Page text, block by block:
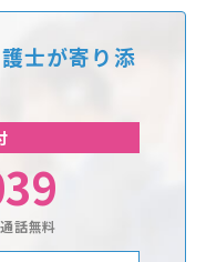
士が寄り添
話無料